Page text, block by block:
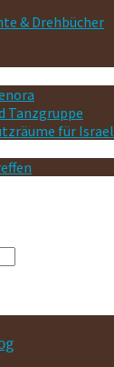
& Drehbücher
Tanzgruppe
für Israel